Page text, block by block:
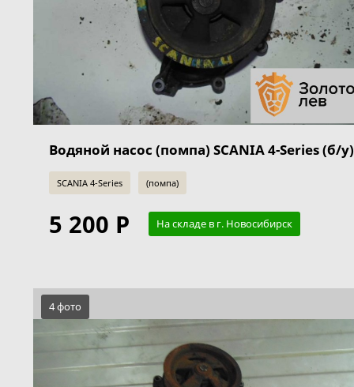
Водяной насос (помпа) SCANIA 4-Series (б/у)
SCANIA 4-Series (помпа)
5 200 Р На складе в г. Новосибирск
4 фото